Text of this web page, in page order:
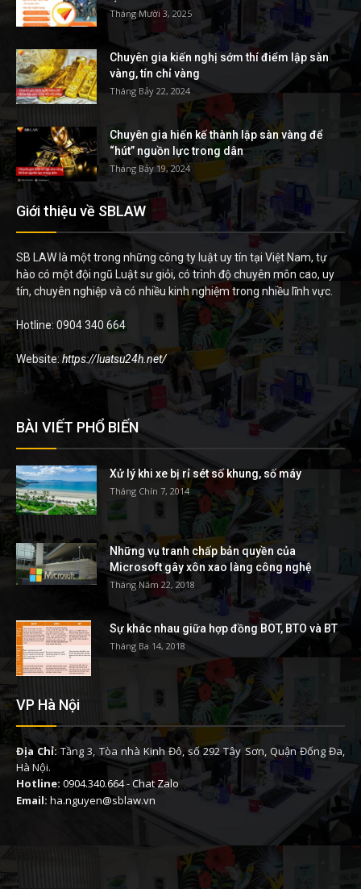
Tháng Mười 3, 2025
Chuyên gia kiến nghị sớm thí điểm lập sàn
vàng, tín chỉ vàng
Tháng Bảy 22, 2024
Chuyên gia hiến kế thành lập sàn vàng để
“hút” nguồn lực trong dân
Tháng Bảy 19, 2024
Giới thiệu về SBLAW
SB LAW là một trong những công ty luật uy tín tại Việt Nam, tự
hào có một đội ngũ Luật sư giỏi, có trình độ chuyên môn cao, uy
tín, chuyên nghiệp và có nhiều kinh nghiệm trong nhiều lĩnh vực.
Hotline: 0904 340 664
Website: https://luatsu24h.net/
BÀI VIẾT PHỔ BIẾN
Xử lý khi xe bị rỉ sét số khung, số máy
Tháng Chín 7, 2014
Những vụ tranh chấp bản quyền của
Microsoft gây xôn xao làng công nghệ
Tháng Năm 22, 2018
Sự khác nhau giữa hợp đồng BOT, BTO và BT
Tháng Ba 14, 2018
VP Hà Nội
Địa Chỉ: Tầng 3, Tòa nhà Kinh Đô, số 292 Tây Sơn, Quận Đống Đa,
Hà Nội.
Hotline: 0904.340.664-Chat Zalo
Email: ha.nguyen@sblaw.vn